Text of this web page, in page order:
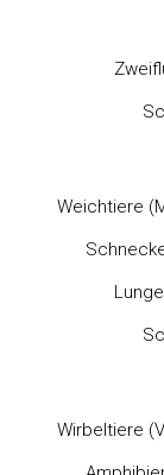
Weichtiere
Wirbeltiere